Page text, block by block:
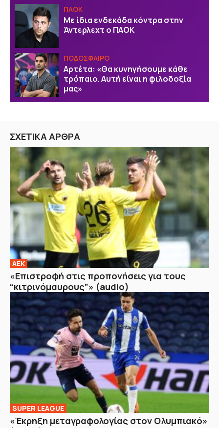
ΠΑΟΚ
Με ίδια ενδεκάδα κόντρα στην
Άντερλεχτ ο ΠΑΟΚ
ΠΟΔΟΣΦΑΙΡΟ
Αρτέτα: «Θα κυνηγήσουμε κάθε
τρόπαιο. Αυτή είναι η φιλοδοξία
μας»
ΣΧΕΤΙΚΑ ΑΡΘΡΑ
ΑΕΚ
«Επιστροφή στις προπονήσεις για τους
“κιτρινόμαυρους”» (audio)
SUPER LEAGUE
«Έκρηξη μεταγραφολογίας στον Ολυμπιακό»